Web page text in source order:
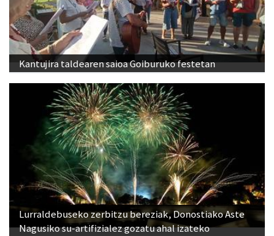
Kantujira taldearen saioa Goiburuko festetan
Lurraldebuseko zerbitzu bereziak, Donostiako Aste
Nagusiko su-artifizialez gozatu ahal izateko